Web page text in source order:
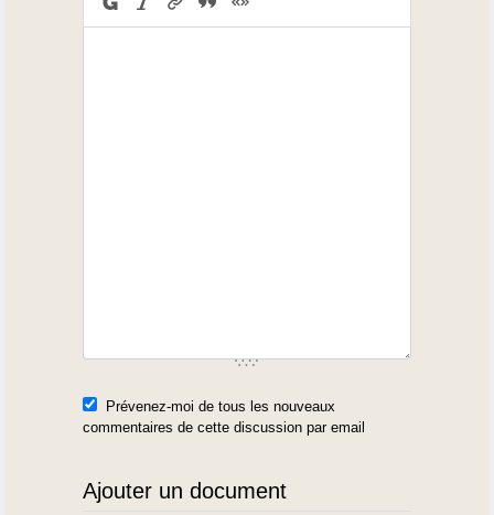
Prévenez-moi de tous les nouveaux
commentaires de cette discussion par email
Ajouter un document